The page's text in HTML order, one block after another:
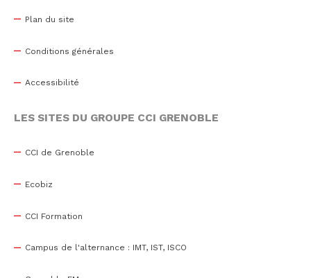
Plan du site
Conditions générales
Accessibilité
LES SITES DU GROUPE CCI GRENOBLE
CCI de Grenoble
Ecobiz
CCI Formation
Campus de l'alternance : IMT, IST, ISCO